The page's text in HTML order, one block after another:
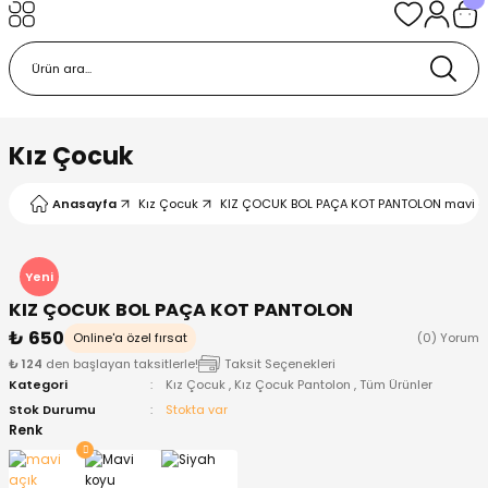
Kız Çocuk
Anasayfa Kız Çocuk KIZ ÇOCUK BOL PAÇA KOT PANTOLON mavi
Yeni
KIZ ÇOCUK BOL PAÇA KOT PANTOLON
₺ 650
Online'a özel fırsat
(0) Yorum
₺ 124 den başlayan taksitlerle!
Taksit Seçenekleri
Kategori
Kız Çocuk , Kız Çocuk Pantolon ,Tüm Ürünler
Stok Durumu
Stokta var
Renk
Giyim
Bere ve Eldiven
Body
Bere ve Eldiven
Body
ve Patik
Çıkışı ve Zıbın Seti
Ürünleri